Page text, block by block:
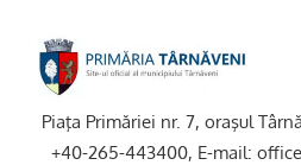
content
Piaţa Primăriei nr. 7, oraşul
+40-265-443400, E-mail: